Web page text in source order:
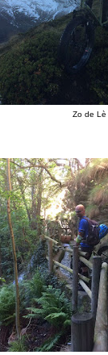
Zo de Lè